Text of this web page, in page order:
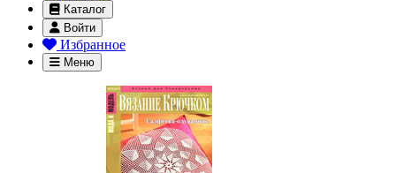
Каталог
Войти
Избранное
Меню